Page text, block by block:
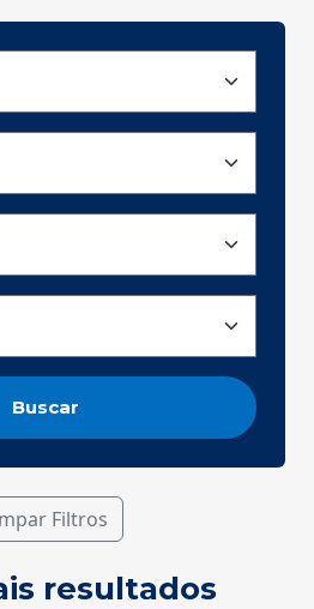
Buscar
Filtros
resultados